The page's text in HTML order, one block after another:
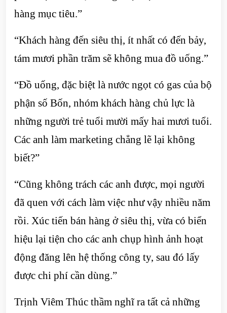
hàng mục tiêu.”
“Khách hàng đến siêu thị, ít nhất có đến bảy,
tám mươi phần trăm sẽ không mua đồ uống.”
“Đồ uống, đặc biệt là nước ngọt có gas của bộ
phận số Bốn, nhóm khách hàng chủ lực là
những người trẻ tuổi mười mấy hai mươi tuổi.
Các anh làm marketing chẳng lẽ lại không
biết?”
“Cũng không trách các anh được, mọi người
đã quen với cách làm việc như vậy nhiều năm
rồi. Xúc tiến bán hàng ở siêu thị, vừa có biển
hiệu lại tiện cho các anh chụp hình ảnh hoạt
động đăng lên hệ thống công ty, sau đó lấy
được chi phí cần dùng.”
Trịnh Viêm Thúc thầm nghĩ ra tất cả những